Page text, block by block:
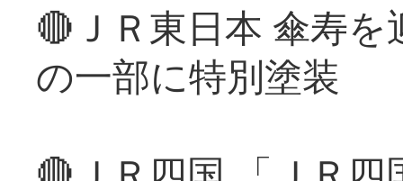
🔴ＪＲ東日本 傘寿
の一部に特別塗装